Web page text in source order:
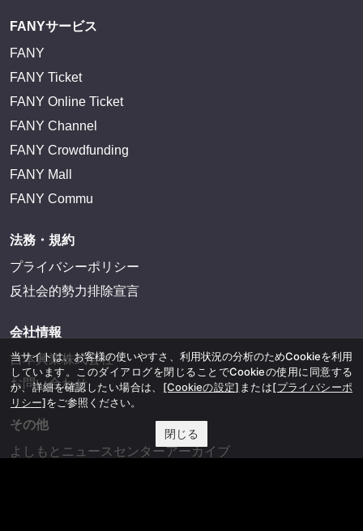
FANYサービス
FANY
FANY Ticket
FANY Online Ticket
FANY Channel
FANY Crowdfunding
FANY Mall
FANY Commu
法務・規約
プライバシーポリシー
反社会的勢力排除宣言
会社情報
吉本興業株式会社
お問い合わせ
その他
よしもとニュースセンターアーカイブ
当サイトは、お客様の使いやすさ、利用状況の分析のためCookieを利用
しています。このダイアログを閉じることでCookieの使用に同意する
か、詳細を確認したい場合は、 [Cookieの設定] または[プライバシーポ
リシー]をご参照ください。
閉じる